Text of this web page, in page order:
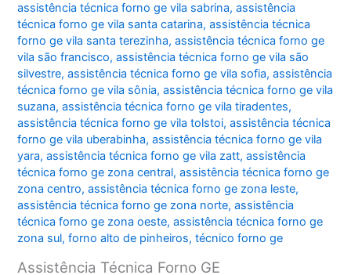
assistência técnica forno ge vila sabrina,assistência
técnica forno ge vila santa catarina,assistência técnica
forno ge vila santa terezinha,assistência técnica forno ge
vila são francisco,assistência técnica forno ge vila são
silvestre,assistência técnica forno ge vila sofia,assistência
técnica forno ge vila sônia,assistência técnica forno ge vila
suzana,assistência técnica forno ge vila tiradentes,
assistência técnica forno ge vila tolstoi,assistência técnica
forno ge vila uberabinha,assistência técnica forno ge vila
yara,assistência técnica forno ge vila zatt,assistência
técnica forno ge zona central,assistência técnica forno ge
zona centro,assistência técnica forno ge zona leste,
assistência técnica forno ge zona norte,assistência
técnica forno ge zona oeste,assistência técnica forno ge
zona sul,forno alto de pinheiros,técnico forno ge
Assistência Técnica Forno GE